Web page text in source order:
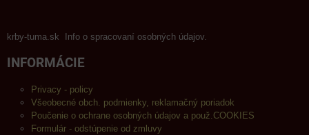
krby-tuma.sk Info o spracovaní osobných údajov.
INFORMÁCIE
Privacy - policy
Všeobecné obch. podmienky, reklamačný poriadok
Poučenie o ochrane osobných údajov a použ.COOKIES
Formulár - odstúpenie od zmluvy